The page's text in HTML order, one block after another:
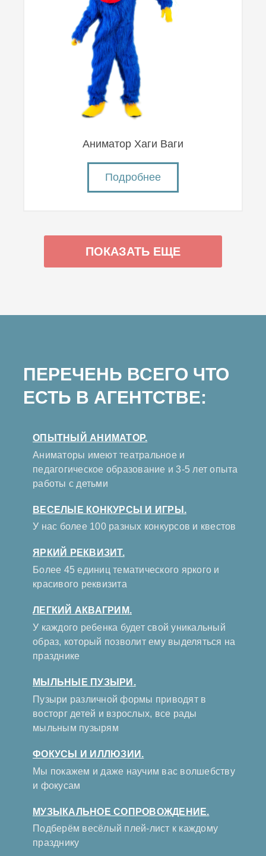
Аниматор Хаги Ваги
Подробнее
ПОКАЗАТЬ ЕЩЕ
ПЕРЕЧЕНЬ ВСЕГО ЧТО
ЕСТЬ В АГЕНТСТВЕ:
ОПЫТНЫЙ АНИМАТОР.
Аниматоры имеют театральное и
педагогическое образование и 3-5 лет опыта
работы с детьми
ВЕСЕЛЫЕ КОНКУРСЫ И ИГРЫ.
У нас более 100 разных конкурсов и квестов
ЯРКИЙ РЕКВИЗИТ.
Более 45 единиц тематического яркого и
красивого реквизита
ЛЕГКИЙ АКВАГРИМ.
У каждого ребенка будет свой уникальный
образ, который позволит ему выделяться на
празднике
МЫЛЬНЫЕ ПУЗЫРИ.
Пузыри различной формы приводят в
восторг детей и взрослых, все рады
мыльным пузырям
ФОКУСЫ И ИЛЛЮЗИИ.
Мы покажем и даже научим вас волшебству
и фокусам
МУЗЫКАЛЬНОЕ СОПРОВОЖДЕНИЕ.
Подберём весёлый плей-лист к каждому
празднику